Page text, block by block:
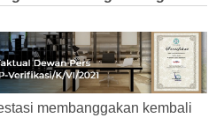
membanggakan kembali